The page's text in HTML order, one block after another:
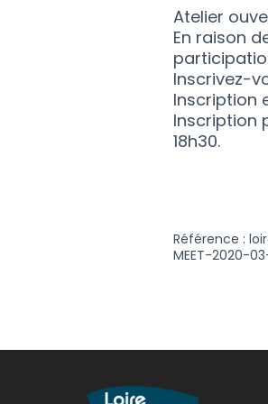
Atelier
En raison
Inscrivez-
Inscription
Inscription
18h30.
Référence :
MEET-2020-